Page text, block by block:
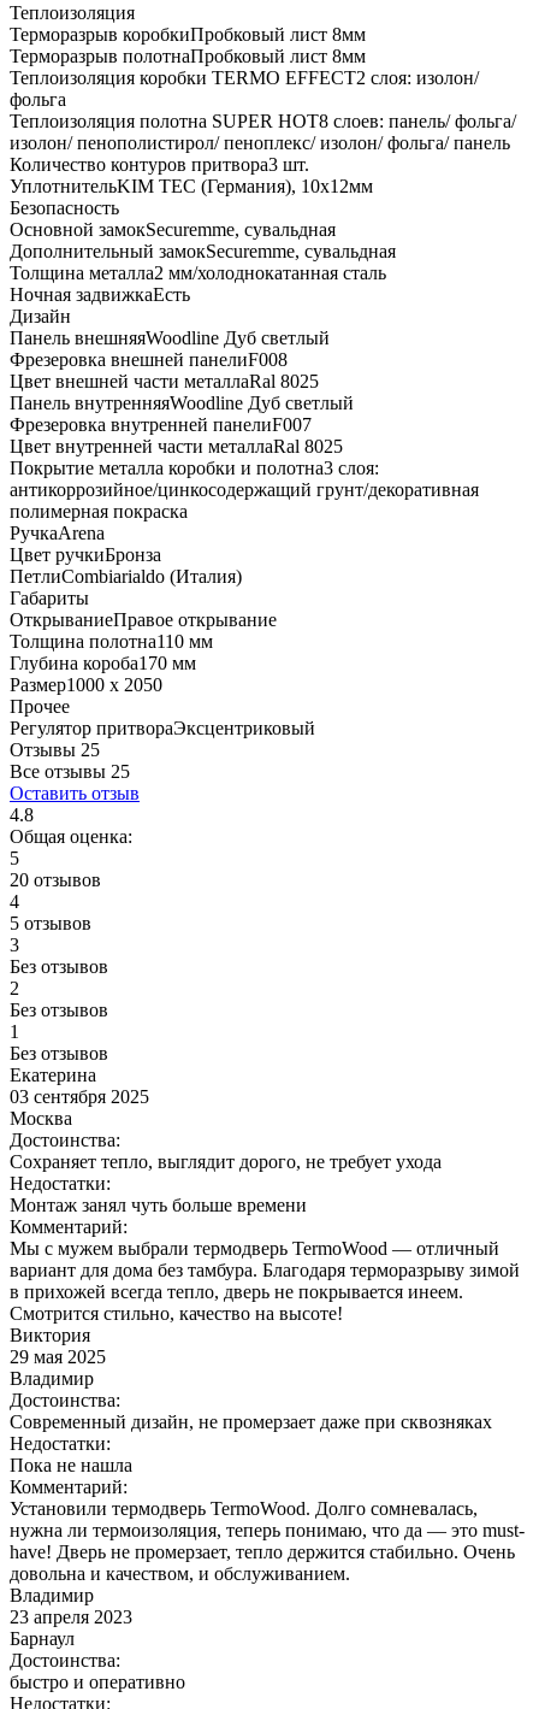
Теплоизоляция
Терморазрыв коробкиПробковый лист 8мм
Терморазрыв полотнаПробковый лист 8мм
Теплоизоляция коробки TERMO EFFECT2 слоя: изолон/
фольга
Теплоизоляция полотна SUPER НОТ8 слоев: панель/ фольга/
изолон/ пенополистирол/ пеноплекс/ изолон/ фольга/ панель
Количество контуров притвора3 шт.
УплотнительKIM ТЕС (Германия), 10x12мм
Безопасность
Основной замокSecuremme, сувальдная
Дополнительный замокSecuremme, сувальдная
Толщина металла2 мм/холоднокатанная сталь
Ночная задвижкаЕсть
Дизайн
Панель внешняяWoodline Дуб светлый
Фрезеровка внешней панелиF008
Цвет внешней части металлаRal 8025
Панель внутренняяWoodline Дуб светлый
Фрезеровка внутренней панелиF007
Цвет внутренней части металлаRal 8025
Покрытие металла коробки и полотна3 слоя:
антикоррозийное/цинкосодержащий грунт/декоративная
полимерная покраска
РучкаArena
Цвет ручкиБронза
ПетлиCombiarialdo (Италия)
Габариты
ОткрываниеПравое открывание
Толщина полотна110 мм
Глубина короба170 мм
Размер1000 x 2050
Прочее
Регулятор притвораЭксцентриковый
Отзывы 25
Все отзывы 25
Оставить отзыв
4.8
Общая оценка:
5
20 отзывов
4
5 отзывов
3
Без отзывов
2
Без отзывов
1
Без отзывов
Екатерина
03 сентября 2025
Москва
Достоинства:
Сохраняет тепло, выглядит дорого, не требует ухода
Недостатки:
Монтаж занял чуть больше времени
Комментарий:
Мы с мужем выбрали термодверь TermoWood — отличный
вариант для дома без тамбура. Благодаря терморазрыву зимой
в прихожей всегда тепло, дверь не покрывается инеем.
Смотрится стильно, качество на высоте!
Виктория
29 мая 2025
Владимир
Достоинства:
Современный дизайн, не промерзает даже при сквозняках
Недостатки:
Пока не нашла
Комментарий:
Установили термодверь TermoWood. Долго сомневалась,
нужна ли термоизоляция, теперь понимаю, что да — это must-
have! Дверь не промерзает, тепло держится стабильно. Очень
довольна и качеством, и обслуживанием.
Владимир
23 апреля 2023
Барнаул
Достоинства:
быстро и оперативно
Недостатки: